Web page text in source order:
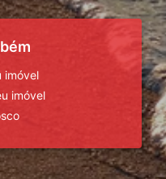
imóvel
imóvel